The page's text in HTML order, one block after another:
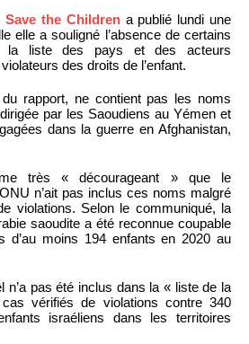
Save the Childrena publié lundi une
elle a souligné l’absence de certains
la liste des pays et des acteurs
des droits de l’enfant.
rapport, ne contient pas les noms
par les Saoudiens au Yémen et
dans la guerre en Afghanistan,
très « décourageant » que le
n’ait pas inclus ces noms malgré
violations. Selon le communiqué, la
saoudite a été reconnue coupable
d’au moins 194 enfants en 2020 au
n’a pas été inclus dans la « liste de la
vérifiés de violations contre 340
israéliens dans les territoires